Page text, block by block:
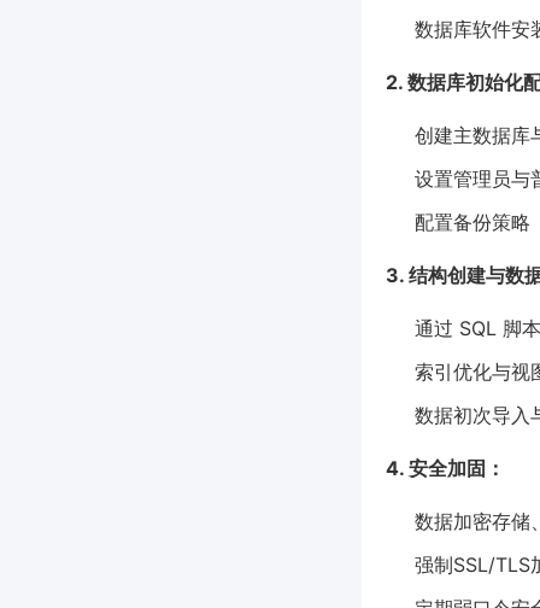
数据库软件安
2. 数据库初始化
创建主数据库
设置管理员与
配置备份策略
3. 结构创建与数
通过 SQL 脚
索引优化与视
数据初次导入
4. 安全加固：
数据加密存储
强制SSL/TLS